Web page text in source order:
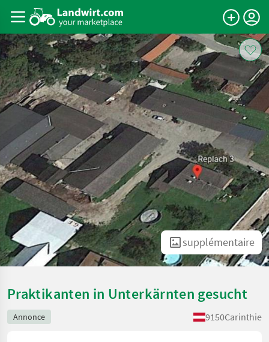
supplémentaire
Praktikanten in Unterkärnten gesucht
Annonce 9150Carinthie